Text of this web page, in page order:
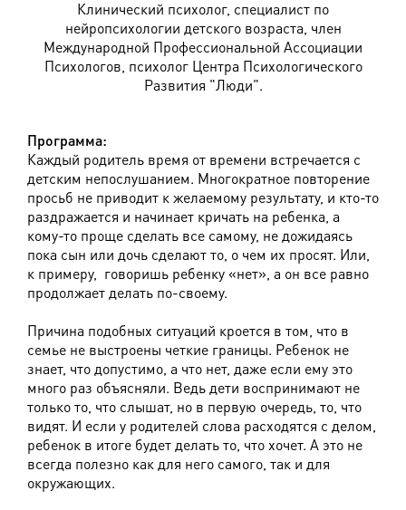
Клинический психолог, специалист по
нейропсихологии детского возраста, член
Международной Профессиональной Ассоциации
Психологов, психолог Центра Психологического
Развития "Люди".
Программа:
Каждый родитель время от времени встречается с
детским непослушанием. Многократное повторение
просьб не приводит к желаемому результату, и кто-то
раздражается и начинает кричать на ребенка, а
кому-то проще сделать все самому, не дожидаясь
пока сын или дочь сделают то, о чем их просят. Или,
к примеру, говоришь ребенку «нет», а он все равно
продолжает делать по-своему.
Причина подобных ситуаций кроется в том, что в
семье не выстроены четкие границы. Ребенок не
знает, что допустимо, а что нет, даже если ему это
много раз объясняли. Ведь дети воспринимают не
только то, что слышат, но в первую очередь, то, что
видят. И если у родителей слова расходятся с делом,
ребенок в итоге будет делать то, что хочет. А это не
всегда полезно как для него самого, так и для
окружающих.